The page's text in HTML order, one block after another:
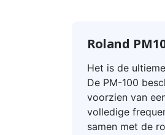
Roland
Het is de
De PM-100
voorzien van
volledige
samen met de